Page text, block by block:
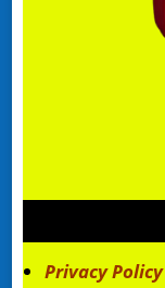
Privacy Policy